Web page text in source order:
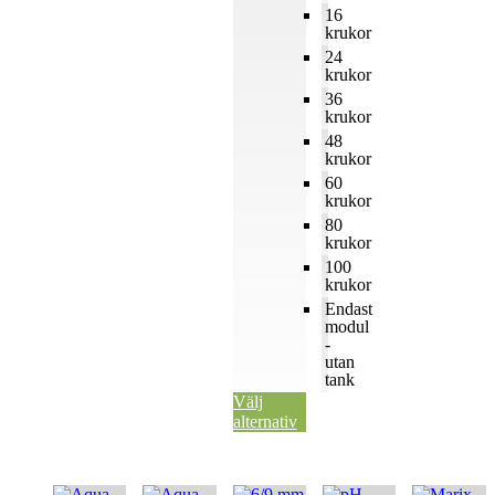
16
krukor
24
krukor
36
krukor
48
krukor
60
krukor
80
krukor
100
krukor
Endast
modul
-
utan
tank
Välj
alternativ